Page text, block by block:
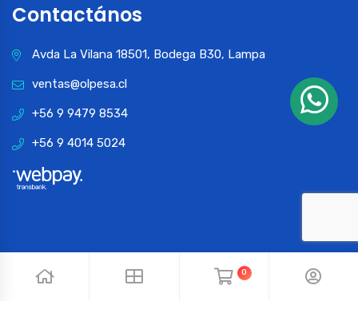
Contactános
Avda La Vilana 18501, Bodega B30, Lampa
ventas@olpesa.cl
+56 9 9479 8534
+56 9 4014 5024
0